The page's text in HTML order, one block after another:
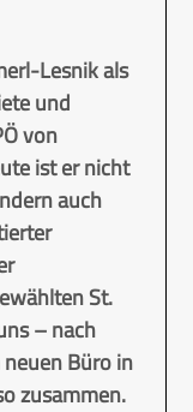
Lesnik als
und
von
ist er nicht
auch
St.
– nach
Büro in
zusammen.